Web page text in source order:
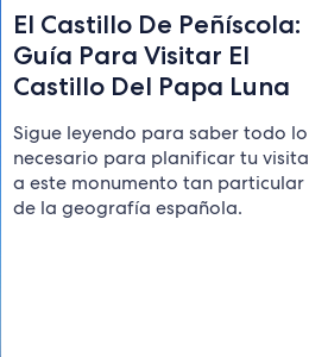
El Castillo De Peñíscola:
Guía Para Visitar El
Castillo Del Papa Luna
Sigue leyendo para saber todo lo
necesario para planificar tu visita
a este monumento tan particular
de la geografía española.